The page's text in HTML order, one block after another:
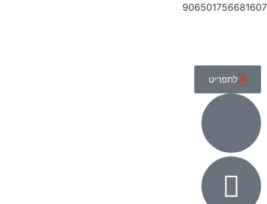
906501756681607
לתפריט